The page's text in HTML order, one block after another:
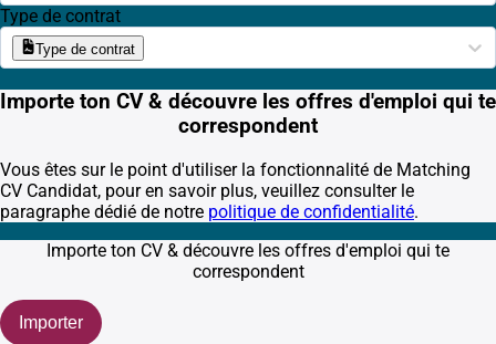
Type de contrat
Type de contrat
Importe ton CV & découvre les offres d'emploi qui te
correspondent
Vous êtes sur le point d'utiliser la fonctionnalité de Matching
CV Candidat, pour en savoir plus, veuillez consulter le
paragraphe dédié de notre politique de confidentialité.
Importe ton CV & découvre les offres d'emploi qui te
correspondent
Importer